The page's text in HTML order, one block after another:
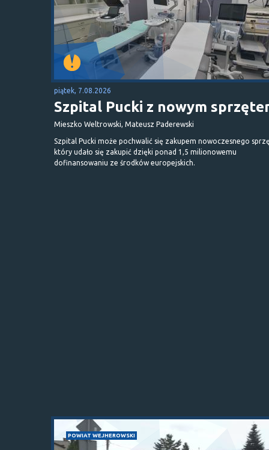
piątek, 7.08.2026
Szpital Pucki z nowym
Mieszko Weltrowski, Mateusz Paderewski
Szpital Pucki może pochwalić się zakupem nowoczesnego
który udało się zakupić dzięki ponad 1,5 milionowemu
dofinansowaniu ze środków europejskich.
POWIAT WEJHEROWSKI